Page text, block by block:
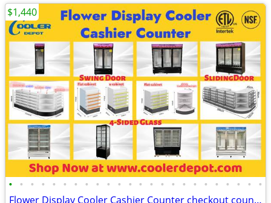
• • • • • • • • • • • • • • • • • • • • • • • •
Flower Display Cooler Cashier Counter checkout counter 🔥 BR
$1,440